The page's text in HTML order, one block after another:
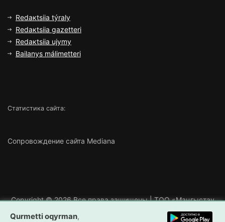
Rеdакtsiia týrаly
Rеdакtsiia gаzеttеrі
Rеdакtsiia ujymy
Bаilаnys málіmеttеrі
Статистика сайта:
Сопровождение сайта Mediana
Copyright ©2026 Все права защищены | ТОО «Маңғыстау
Qurmеttі оqyrmаn,